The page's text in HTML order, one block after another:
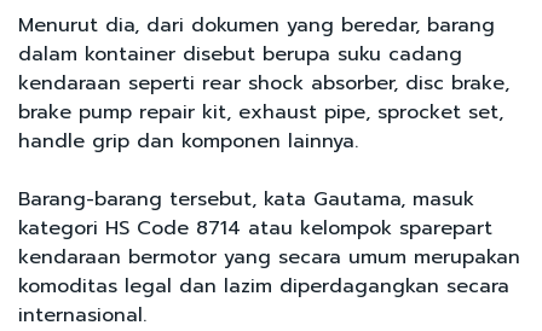
Menurut dia, dari dokumen yang beredar, barang
dalam kontainer disebut berupa suku cadang
kendaraan seperti rear shock absorber, disc brake,
brake pump repair kit, exhaust pipe, sprocket set,
handle grip dan komponen lainnya.
Barang-barang tersebut, kata Gautama, masuk
kategori HS Code 8714 atau kelompok sparepart
kendaraan bermotor yang secara umum merupakan
komoditas legal dan lazim diperdagangkan secara
internasional.